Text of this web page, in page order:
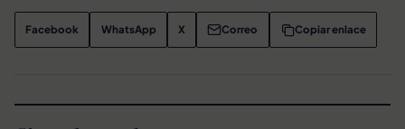
Facebook WhatsApp X Correo Copiar enlace